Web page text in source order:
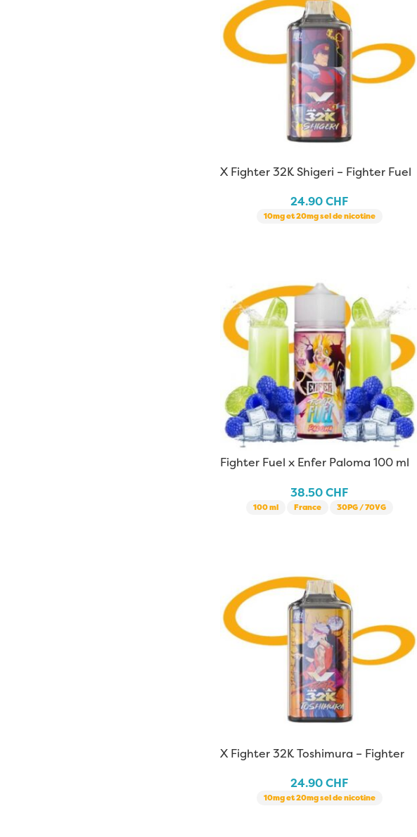
X Fighter 32K Shigeri – Fighter Fuel
24.90CHF
10mg et 20mg sel de nicotine
Fighter Fuel x Enfer Paloma 100 ml
38.50CHF
100 ml France 30PG / 70VG
X Fighter 32K Toshimura – Fighter
24.90CHF
10mg et 20mg sel de nicotine